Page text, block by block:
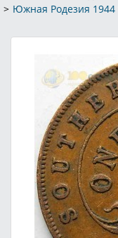
Южная Родезия 1944